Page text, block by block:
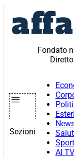
contenuto
Fondato
Sezioni
Esteri
Sport
AI TV